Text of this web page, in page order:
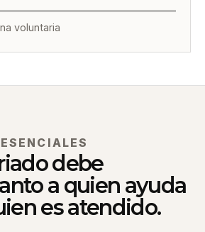
voluntaria
debe
a quien ayuda
es atendido.